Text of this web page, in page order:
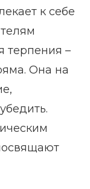
к себе
терпения –
Она на